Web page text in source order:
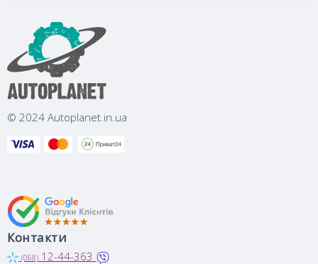
© 2024 Autoplanet.in.ua
Контакти
(068) 12-44-363